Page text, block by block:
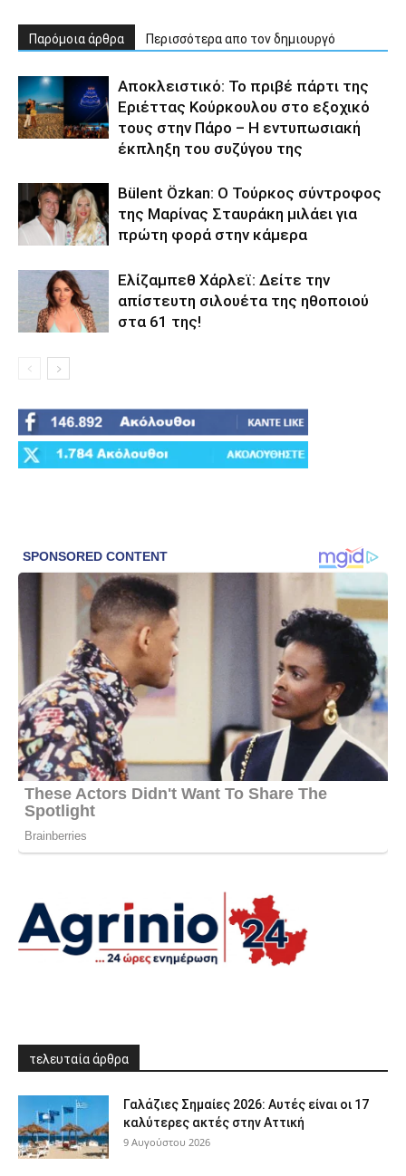
Παρόμοια άρθρα Περισσότερα απο τον δημιουργό
Αποκλειστικό: Το πριβέ πάρτι της
Εριέττας Κούρκουλου στο εξοχικό
τους στην Πάρο – Η εντυπωσιακή
έκπληξη του συζύγου της
Bülent Özkan: Ο Τούρκος σύντροφος
της Μαρίνας Σταυράκη μιλάει για
πρώτη φορά στην κάμερα
Ελίζαμπεθ Χάρλεϊ: Δείτε την
απίστευτη σιλουέτα της ηθοποιού
στα 61 της!
τελευταία άρθρα
Γαλάζιες Σημαίες 2026: Αυτές είναι οι 17
καλύτερες ακτές στην Αττική
9 Αυγούστου 2026